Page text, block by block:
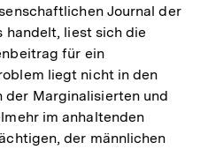
Journal der
handelt, liest sich die
für ein
liegt nicht in den
der Marginalisierten und
im anhaltenden
der männlichen